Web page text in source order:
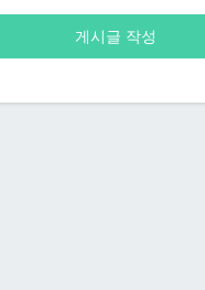
게시글 작성